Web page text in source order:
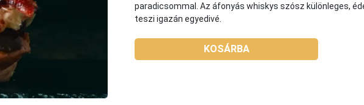
paradicsommal. Az áfonyás whiskys szósz különleges,
teszi igazán egyedivé.
KOSÁRBA